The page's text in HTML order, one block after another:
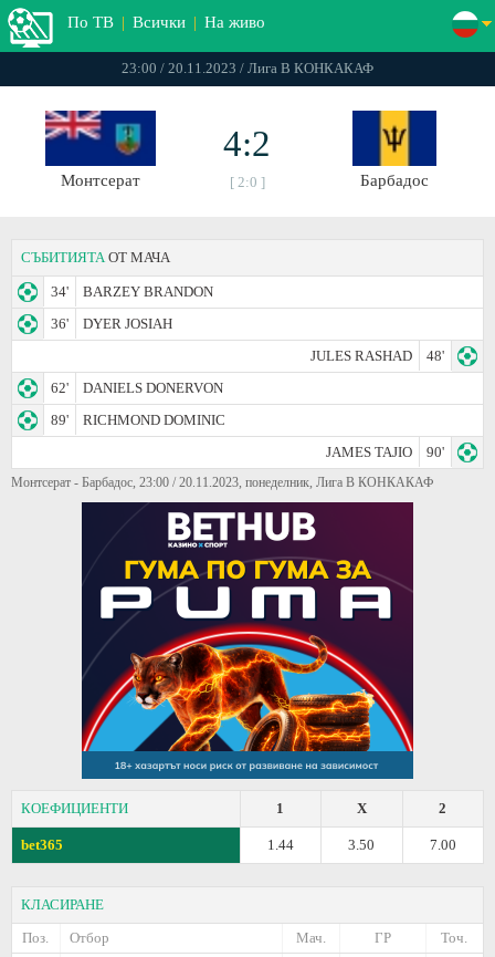
По ТВ | Всички | На живо
23:00 / 20.11.2023 / Лига B КОНКАКАФ
Монтсерат
4:2
[ 2:0 ] Барбадос
СЪБИТИЯТА ОТ МАЧА
34'
BARZEY BRANDON
36'
DYER JOSIAH
JULES RASHAD
48'
62'
DANIELS DONERVON
89'
RICHMOND DOMINIC
JAMES TAJIO
90'
Монтсерат - Барбадос, 23:00 / 20.11.2023, понеделник, Лига B КОНКАКАФ
КОЕФИЦИЕНТИ 2
X
1
bet365 7.00
3.50
1.44
КЛАСИРАНЕ
Поз.
Отбор Точ.
ГР
Мач.